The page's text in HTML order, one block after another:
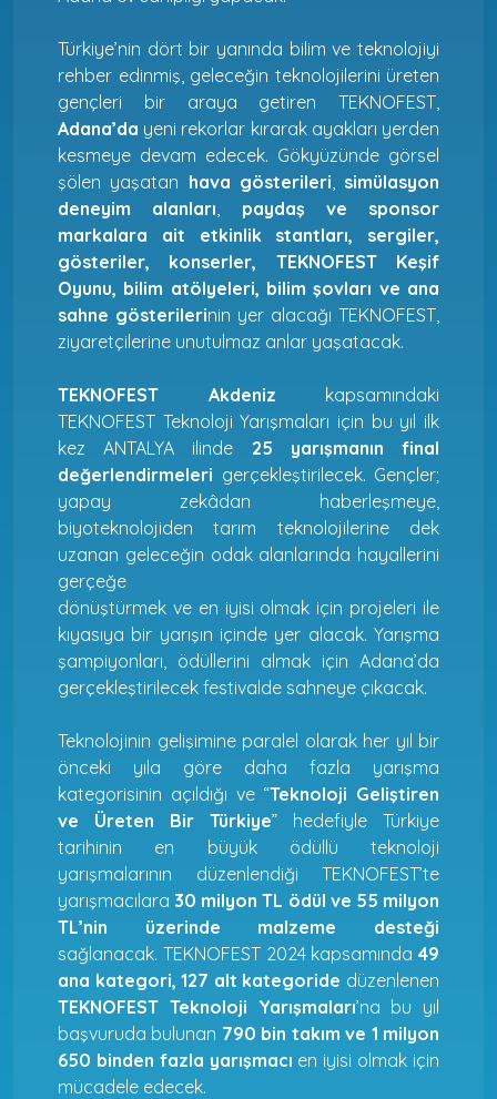
Türkiye’nin dört bir yanında bilim ve teknolojiyi
rehber edinmiş, geleceğin teknolojilerini üreten
gençleri bir araya getiren TEKNOFEST,
Adana’da yeni rekorlar kırarak ayakları yerden
kesmeye devam edecek. Gökyüzünde görsel
şölen yaşatan hava gösterileri
simülasyon
deneyim alanları
paydaş ve sponsor
markalara ait etkinlik stantları, sergiler,
gösteriler, konserler, TEKNOFEST Keşif
Oyunu, bilim atölyeleri, bilim şovları ve ana
sahne gösterilerinin yer alacağı TEKNOFEST,
ziyaretçilerine unutulmaz anlar yaşatacak.
TEKNOFEST Akdeniz kapsamındaki
TEKNOFEST Teknoloji Yarışmaları için bu yıl ilk
kez ANTALYA ilinde 25 yarışmanın final
değerlendirmeleri gerçekleştirilecek. Gençler;
yapay zekâdan haberleşmeye,
biyoteknolojiden tarım teknolojilerine dek
uzanan geleceğin odak alanlarında hayallerini
gerçeğe
dönüştürmek ve en iyisi olmak için projeleri ile
kıyasıya bir yarışın içinde yer alacak. Yarışma
şampiyonları, ödüllerini almak için Adana’da
gerçekleştirilecek festivalde sahneye çıkacak.
Teknolojinin gelişimine paralel olarak her yıl bir
önceki yıla göre daha fazla yarışma
kategorisinin açıldığı ve “Teknoloji Geliştiren
ve Üreten Bir Türkiye” hedefiyle Türkiye
tarihinin en büyük ödüllü teknoloji
yarışmalarının düzenlendiği TEKNOFEST’te
yarışmacılara 30 milyon TL ödül ve 55 milyon
TL’nin üzerinde malzeme desteği
sağlanacak. TEKNOFEST 2024 kapsamında 49
ana kategori, 127 alt kategoride düzenlenen
TEKNOFEST Teknoloji Yarışmaları’na bu yıl
başvuruda bulunan 790 bin takım ve 1 milyon
650 binden fazla yarışmacı en iyisi olmak için
mücadele edecek.